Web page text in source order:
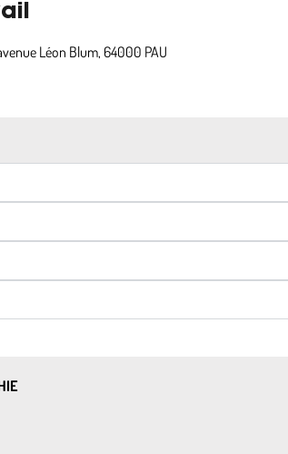
Léon Blum, 64000 PAU